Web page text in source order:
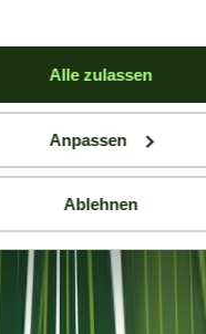
Alle zulassen
Anpassen
Ablehnen